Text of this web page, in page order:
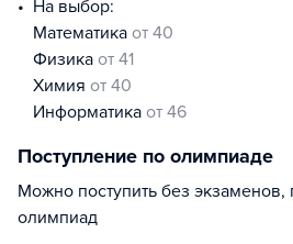
На выбор:
математика от 40
физика от 41
химия от 40
информатика от 46
Поступление по олимпиаде
Можно поступить без
олимпиад